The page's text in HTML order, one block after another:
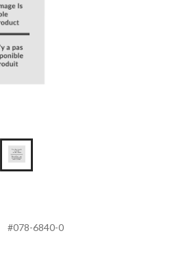
#078-6840-0